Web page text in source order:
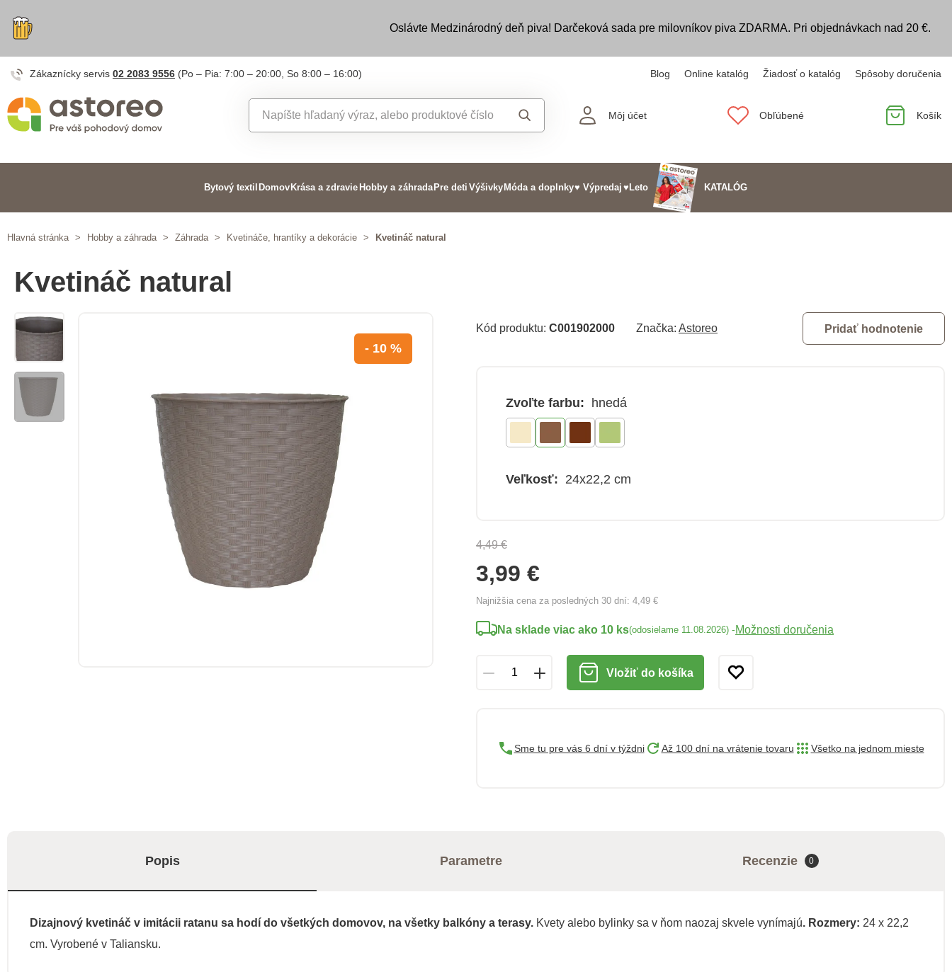
Oslávte Medzinárodný deň piva! Darčeková sada pre milovníkov piva ZDARMA. Pri objednávkach nad 20 €.
Zákaznícky servis 02 2083 9556 (Po – Pia: 7:00 – 20:00, So 8:00 – 16:00) Blog Online katalóg Žiadosť o katalóg Spôsoby doručenia
Môj účet Obľúbené Košík
Bytový textil Domov Krása a zdravie Hobby a záhrada Pre deti Výšivky Móda a doplnky♥ Výpredaj ♥Leto KATALÓG
Hlavná stránka > Hobby a záhrada > Záhrada > Kvetináče, hrantíky a dekorácie > Kvetináč natural
Kvetináč natural
- 10 %
Kód produktu: C001902000 Značka: Astoreo Pridať hodnotenie
Zvoľte farbu: hnedá
Veľkosť: 24x22,2 cm
4,49 €
3,99 €
Najnižšia cena za posledných 30 dní: 4,49 €
Na sklade viac ako 10 ks(odosielame 11.08.2026) -Možnosti doručenia
Vložiť do košíka
Sme tu pre vás 6 dní v týždni Až 100 dní na vrátenie tovaru Všetko na jednom mieste
Popis Parametre Recenzie 0
Dizajnový kvetináč v imitácii ratanu sa hodí do všetkých domovov, na všetky balkóny a terasy. Kvety alebo bylinky sa v ňom naozaj skvele vynímajú. Rozmery: 24 x 22,2
cm. Vyrobené v Taliansku.